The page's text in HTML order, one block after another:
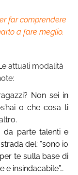
far comprendere
a fare meglio.
attuali modalità
Non sei in
o che cosa ti
da parte talenti e
del: “sono io
te sulla base di
insindacabile”…